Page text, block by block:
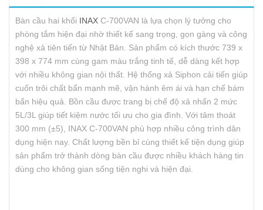
Bàn cầu hai khối INAX C-700VAN là lựa chọn lý tưởng cho
phòng tắm hiện đại nhờ thiết kế sang trọng, gọn gàng và công
nghệ xả tiên tiến từ Nhật Bản. Sản phẩm có kích thước 739 x
398 x 774 mm cùng gam màu trắng tinh tế, dễ dàng kết hợp
với nhiều không gian nội thất. Hệ thống xả Siphon cải tiến giúp
cuốn trôi chất bẩn mạnh mẽ, vận hành êm ái và hạn chế bám
bẩn hiệu quả. Bồn cầu được trang bị chế độ xả nhấn 2 mức
5L/3L giúp tiết kiệm nước tối ưu cho gia đình. Với tâm thoát
300 mm (±5), INAX C-700VAN phù hợp nhiều công trình dân
dụng hiện nay. Chất lượng bền bỉ cùng thiết kế tiện dụng giúp
sản phẩm trở thành dòng bàn cầu được nhiều khách hàng tin
dùng cho không gian sống tiện nghi và hiện đại.